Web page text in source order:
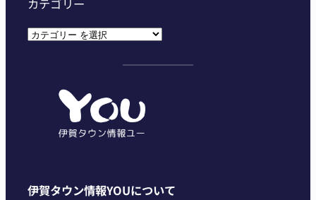
カテゴリー
カ
伊賀タウン情報YOUについて